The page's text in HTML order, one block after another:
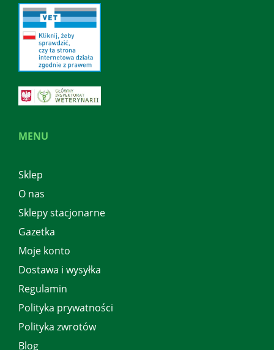
MENU
Sklep
O nas
Sklepy stacjonarne
Gazetka
Moje konto
Dostawa i wysyłka
Regulamin
Polityka prywatności
Polityka zwrotów
Blog